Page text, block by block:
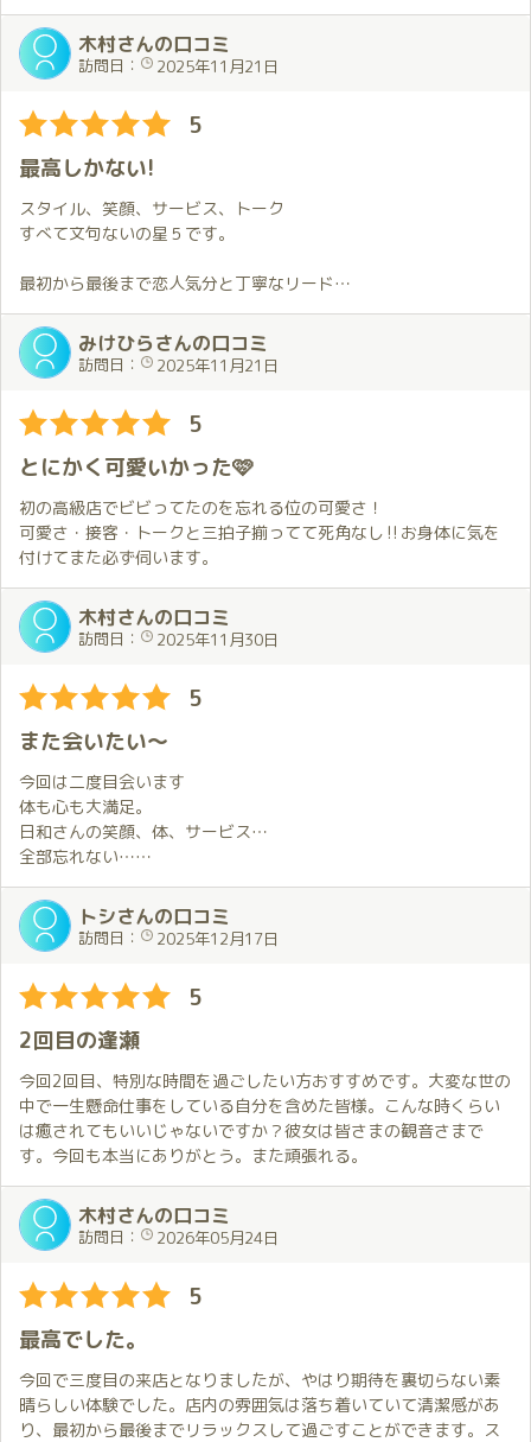
す😅
木村さんの口コミ
訪問日： 2025年11月21日
5
最高しかない!
スタイル、笑顔、サービス、トーク
すべて文句ないの星５です。
最初から最後まで恋人気分と丁寧なリード
ソープ初心者の俺は夢みたいな時間過ごしました。
また指名します。
みけひらさんの口コミ
訪問日： 2025年11月21日
5
とにかく可愛いかった🩷
初の高級店でビビってたのを忘れる位の可愛さ！
可愛さ・接客・トークと三拍子揃ってて死角なし‼︎お身体に気を
付けてまた必ず伺います。
木村さんの口コミ
訪問日： 2025年11月30日
5
また会いたい～
今回は二度目会います
体も心も大満足。
日和さんの笑顔、体、サービス…
全部忘れない…
旅行の話も、仕事の話も、いろいろな事をいっぱい話しました。
その目を見たら、すぐ溺れる。
またいつか会いましょう。
トシさんの口コミ
訪問日： 2025年12月17日
5
2回目の逢瀬
今回2回目、特別な時間を過ごしたい方おすすめです。大変な世の
中で一生懸命仕事をしている自分を含めた皆様。こんな時くらい
は癒されてもいいじゃないですか？彼女は皆さまの観音さまで
す。今回も本当にありがとう。また頑張れる。
木村さんの口コミ
訪問日： 2026年05月24日
5
最高でした。
今回で三度目の来店となりましたが、やはり期待を裏切らない素
晴らしい体験でした。店内の雰囲気は落ち着いていて清潔感があ
り、最初から最後までリラックスして過ごすことができます。ス